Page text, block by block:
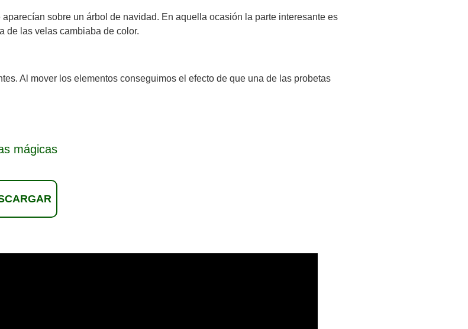
sobre un árbol de navidad. En aquella ocasión la parte interesante es
de las velas cambiaba de color.
Al mover los elementos conseguimos el efecto de que una de las probetas
mágicas